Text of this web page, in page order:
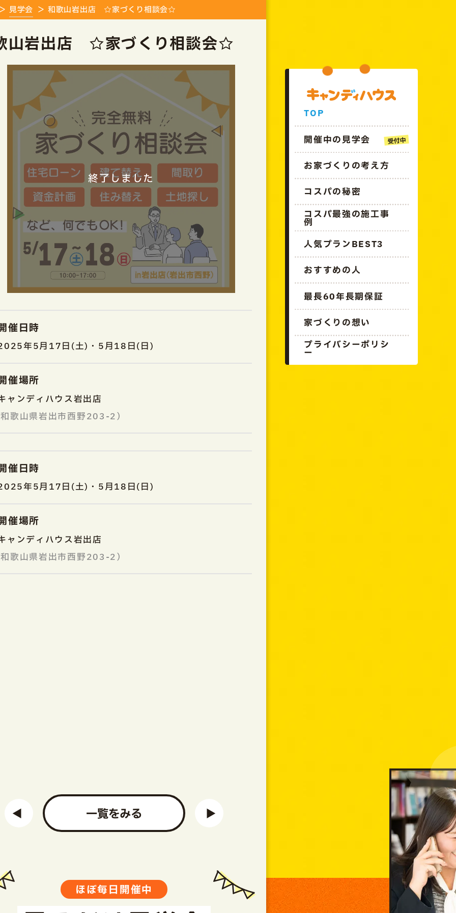
TOP
開催中の見学会
お家づくりの考え方
コスパの秘密
コスパ最強の施工事
例
人気プランBEST3
おすすめの人
最長60年長期保証
家づくりの想い
プライバシーポリシ
ー
GO!!CANDYHOUSE
見学会 和歌山岩出店 ☆家づくり相談会☆
山岩出店 ☆家づくり相談会☆
終了しました
催日時
年5月17日(土)・5月18日(日)
催場所
ャンディハウス岩出店
歌山県岩出市西野203-2）
催日時
年5月17日(土)・5月18日(日)
催場所
ャンディハウス岩出店
歌山県岩出市西野203-2）
一覧をみる
ほぼ毎日開催中